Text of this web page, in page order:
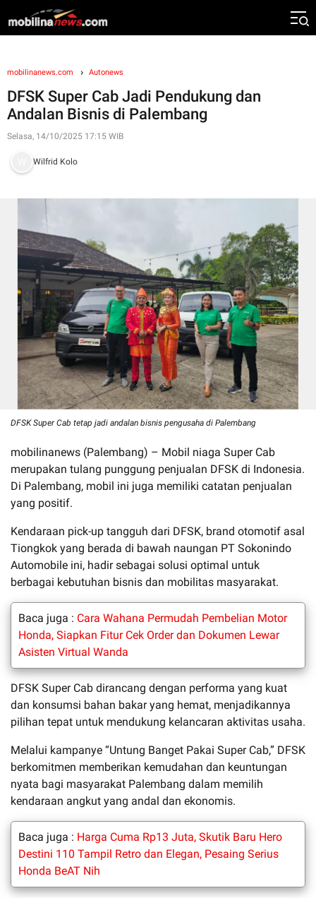
mobilinanews.com Autonews
DFSK Super Cab Jadi Pendukung dan
Andalan Bisnis di Palembang
Selasa, 14/10/2025 17:15 WIB
Wilfrid Kolo
DFSK Super Cab tetap jadi andalan bisnis pengusaha di Palembang
mobilinanews (Palembang) – Mobil niaga Super Cab
merupakan tulang punggung penjualan DFSK di Indonesia.
Di Palembang, mobil ini juga memiliki catatan penjualan
yang positif.
Kendaraan pick-up tangguh dari DFSK, brand otomotif asal
Tiongkok yang berada di bawah naungan PT Sokonindo
Automobile ini, hadir sebagai solusi optimal untuk
berbagai kebutuhan bisnis dan mobilitas masyarakat.
Baca juga : Cara Wahana Permudah Pembelian Motor
Honda, Siapkan Fitur Cek Order dan Dokumen Lewar
Asisten Virtual Wanda
DFSK Super Cab dirancang dengan performa yang kuat
dan konsumsi bahan bakar yang hemat, menjadikannya
pilihan tepat untuk mendukung kelancaran aktivitas usaha.
Melalui kampanye “Untung Banget Pakai Super Cab,” DFSK
berkomitmen memberikan kemudahan dan keuntungan
nyata bagi masyarakat Palembang dalam memilih
kendaraan angkut yang andal dan ekonomis.
Baca juga : Harga Cuma Rp13 Juta, Skutik Baru Hero
Destini 110 Tampil Retro dan Elegan, Pesaing Serius
Honda BeAT Nih